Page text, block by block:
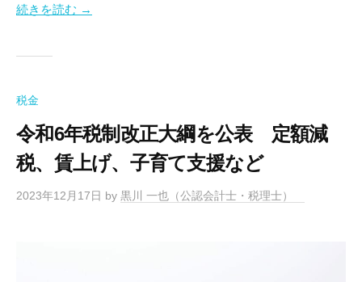
続きを読む →
税金
令和6年税制改正大綱を公表 定額減
税、賃上げ、子育て支援など
2023年12月17日 by 黒川 一也（公認会計士・税理士）